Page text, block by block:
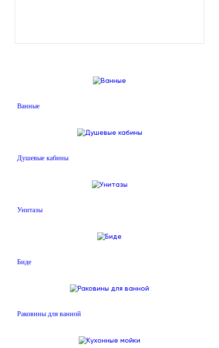
Ванные
Душевые кабины
Унитазы
Биде
Раковины для ванной